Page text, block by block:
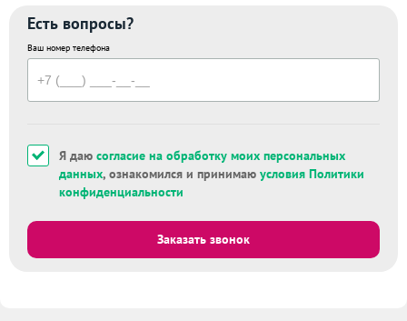
Есть вопросы?
Ваш номер телефона
Я даю согласие на обработку моих персональных
данных, ознакомился и принимаю условия Политики
конфиденциальности
Заказать звонок